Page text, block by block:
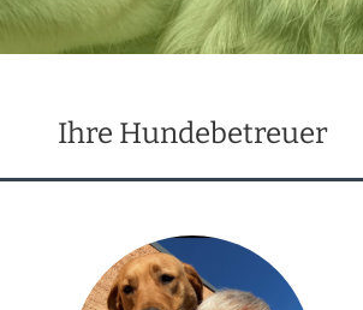
Ihre Hundebetreuer